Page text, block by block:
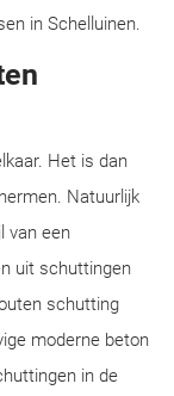
in Schelluinen.
Het is dan
Natuurlijk
van een
uit schuttingen
schutting
moderne beton
in de